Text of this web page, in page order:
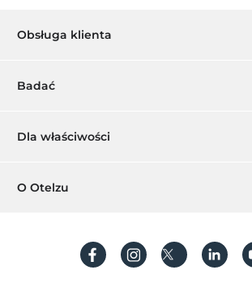
główne wejście jest płaskie
Obsługa klienta
Zarządzanie rezerwacją
Często Zadawane Pytania
Badać
Karta podarunkowa
Utwórz konto
Dla właściwości
Dodaj swój hotel
O Otelzu